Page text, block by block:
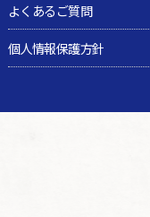
よくあるご質問
個人情報保護方針